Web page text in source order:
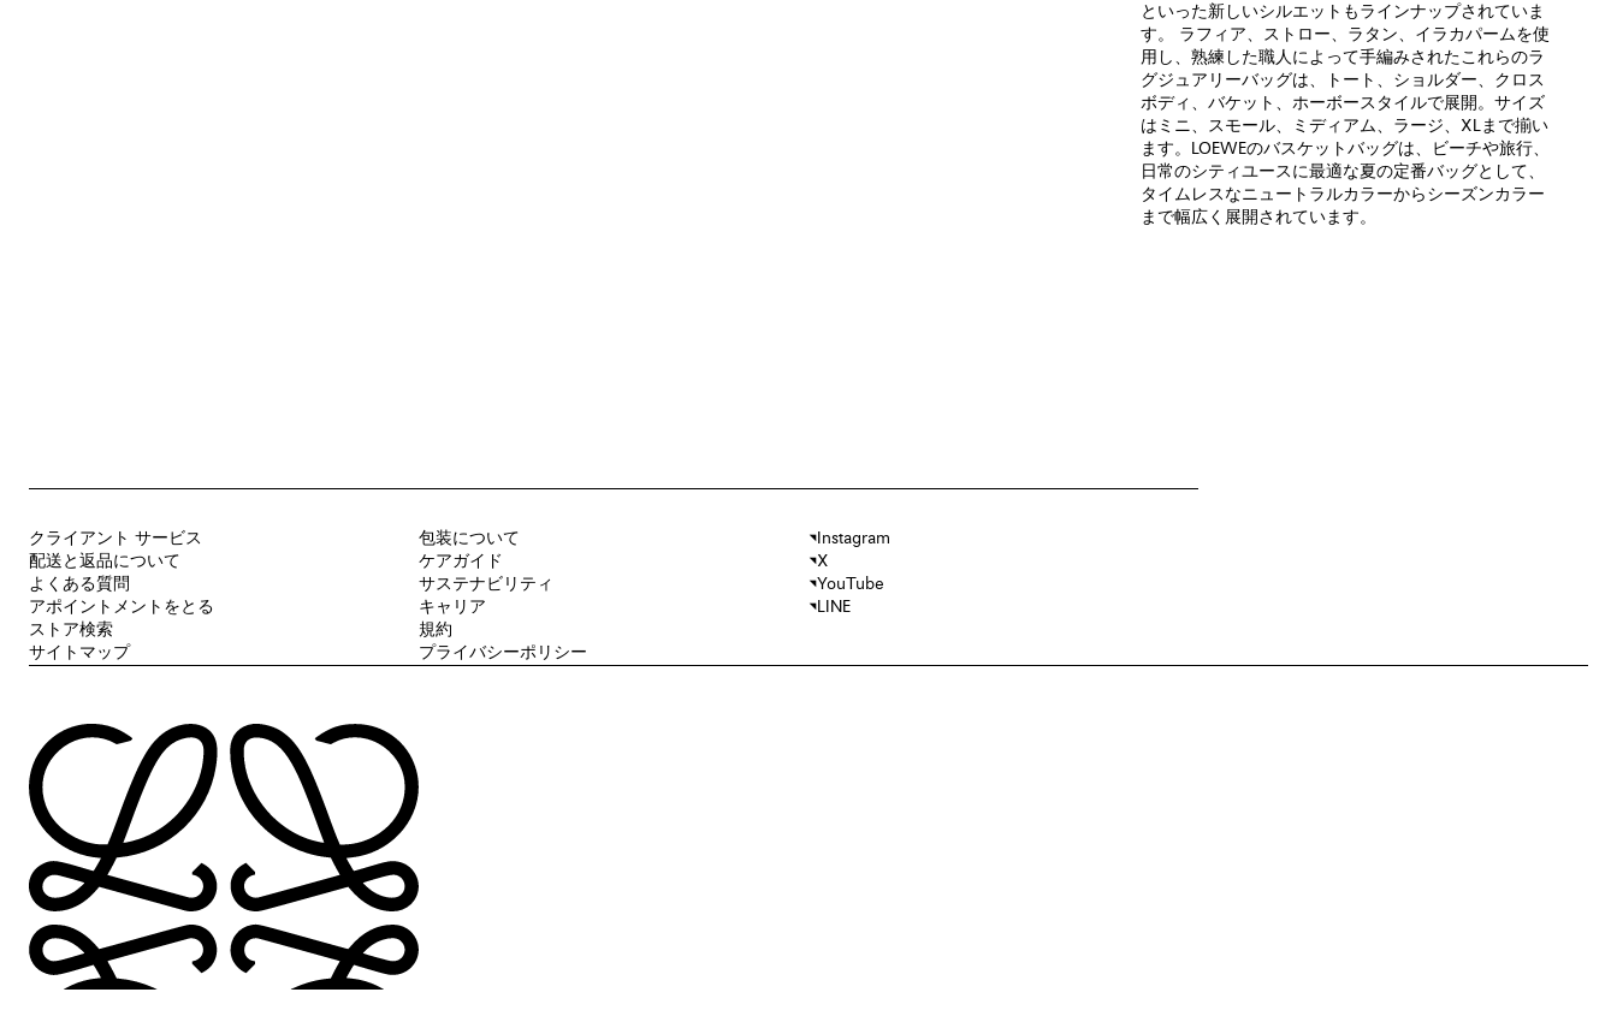
といった新しいシルエットもラインナップされていま
す。 ラフィア、ストロー、ラタン、イラカパームを使
用し、熟練した職人によって手編みされたこれらのラ
グジュアリーバッグは、トート、ショルダー、クロス
ボディ、バケット、ホーボースタイルで展開。サイズ
はミニ、スモール、ミディアム、ラージ、XLまで揃い
ます。LOEWEのバスケットバッグは、ビーチや旅行、
日常のシティユースに最適な夏の定番バッグとして、
タイムレスなニュートラルカラーからシーズンカラー
まで幅広く展開されています。
クライアント サービス
配送と返品について
よくある質問
アポイントメントをとる
ストア検索
サイトマップ
包装について
ケアガイド
サステナビリティ
キャリア
規約
プライバシーポリシー
Instagram
X
YouTube
LINE